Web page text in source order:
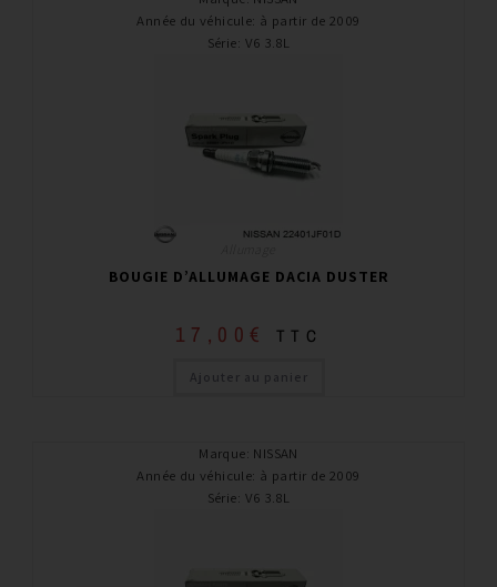
Année du véhicule: à partir de 2009
Série: V6 3.8L
BOUGIE D’ALLUMAGE DACIA DUSTER
17,00 € TTC
Ajouter au panier
Marque: NISSAN
Année du véhicule: à partir de 2009
Série: V6 3.8L